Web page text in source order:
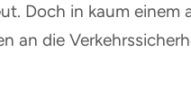
Doch in kaum
an die